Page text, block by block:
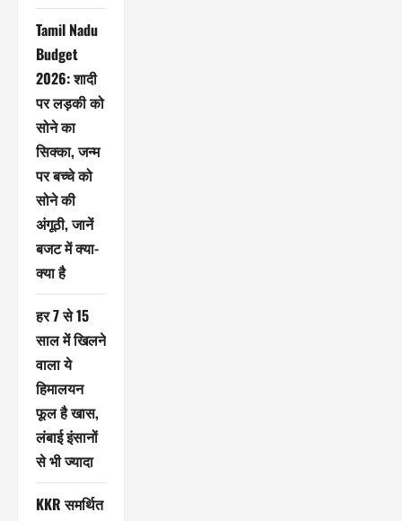
Tamil Nadu
Budget
2026: शादी
पर लड़की को
सोने का
सिक्का, जन्म
पर बच्चे को
सोने की
अंगूठी, जानें
बजट में क्या-
क्या है
हर 7 से 15
साल में खिलने
वाला ये
हिमालयन
फूल है खास,
लंबाई इंसानों
से भी ज्यादा
KKR समर्थित